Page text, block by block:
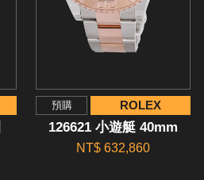
預購 ROLEX
126621 小遊艇 40mm
NT$ 632,860